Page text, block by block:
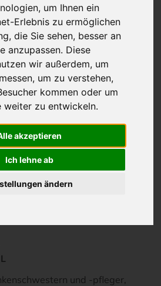
um Ihnen ein
Erlebnis zu ermöglichen
die Sie sehen, besser an
anzupassen. Diese
wir außerdem, um
um zu verstehen,
kommen oder um
weiter zu entwickeln.
akzeptieren
Ich lehne ab
ändern
Sie an unseren VINETA
und tolle Preise (wie z.B.
einem VINETA HOTEL
können. Wir wünschen Ihnen
dürfen wir Sie schon bald in
HOTELS USEDOM begrüßen.
und -pfleger,